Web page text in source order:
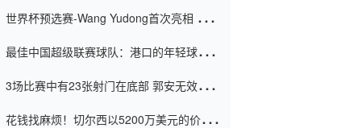
世界杯预选赛-Wang Yudong首次亮相 中国
最佳中国超级联赛球队：港口的年轻球员在
（Taishan）
3场比赛中有23张射门在底部 郭安无效传球
花钱找麻烦！切尔西以5200万美元的价格